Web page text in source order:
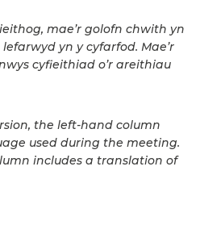
mae’r golofn chwith yn
yn y cyfarfod. Mae’r
cyfieithiad o’r areithiau
the left-hand column
used during the meeting.
includes a translation of